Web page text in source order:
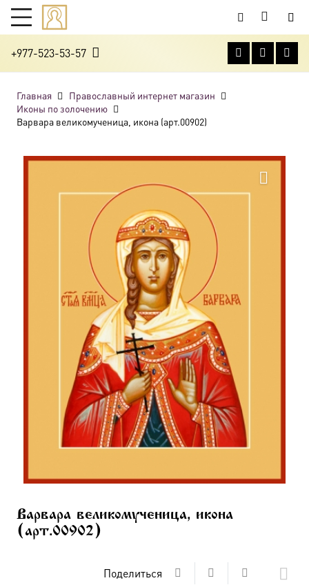
+977-523-53-57
Главная
Православный интернет магазин
Иконы по золочению
Варвара великомученица, икона (арт.00902)
Варвара великомученица, икона
(арт.00902)
Поделиться